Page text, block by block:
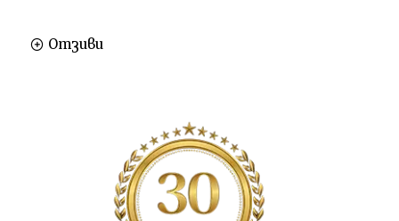
Отзиви